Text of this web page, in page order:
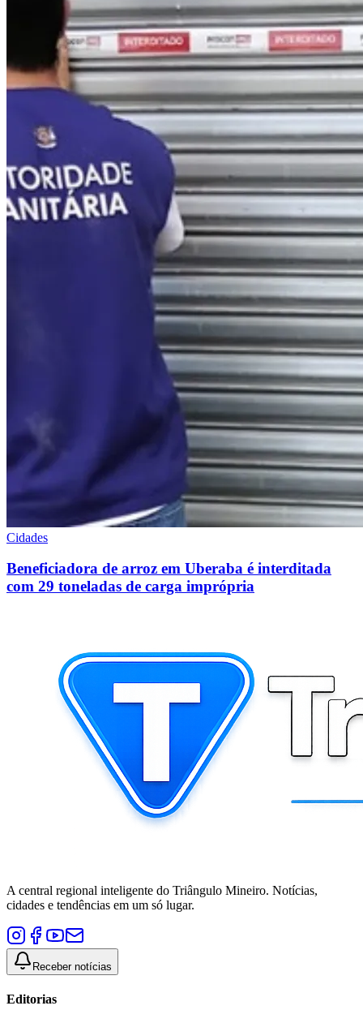
Cidades
Beneficiadora de arroz em Uberaba é interditada
com 29 toneladas de carga imprópria
A central regional inteligente do Triângulo Mineiro. Notícias,
cidades e tendências em um só lugar.
Receber notícias
Editorias